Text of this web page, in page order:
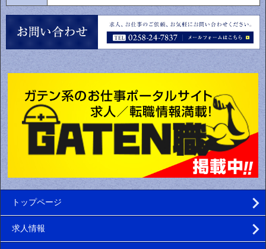
トップページ
求人情報